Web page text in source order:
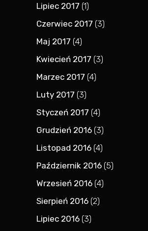
Lipiec 2017 (1)
Czerwiec 2017 (3)
Maj 2017 (4)
Kwiecień 2017 (3)
Marzec 2017 (4)
Luty 2017 (3)
Styczeń 2017 (4)
Grudzień 2016 (3)
Listopad 2016 (4)
Październik 2016 (5)
Wrzesień 2016 (4)
Sierpień 2016 (2)
Lipiec 2016 (3)